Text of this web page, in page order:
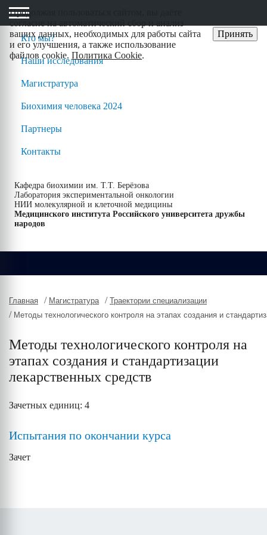
Кто мы?
Наши исследования
Магистратура
Биохимия человека 2024
Партнеры
Контакты
Кафедра биохимии им. Т.Т. Берёзова
Лаборатория экспериментальной онкологии
НИИ молекулярной и клеточной медицины
Медицинского института Российского университета дружбы
народов
Главная / Магистратура / Траектории специализации
/ Методы технологического контроля на этапах создания и
Методы технологического контроля на
этапах создания и стандартизации
лекарственных средств
Зачетных единиц: 4
Испытания по окончании курса
Зачет
Продолжая пользоваться сайтом, вы даёте
ваших данных, необходимых для работы сайта
и его улучшения, а также использование
файлов cookie.Политика Cookie.
Принять